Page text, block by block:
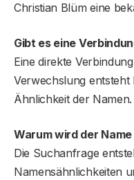
Christian Blüm eine
Gibt es eine
Eine direkte
Verwechslung
Ähnlichkeit der Namen.
Warum wird der
Die Suchanfrage
Namensähnlichkeiten